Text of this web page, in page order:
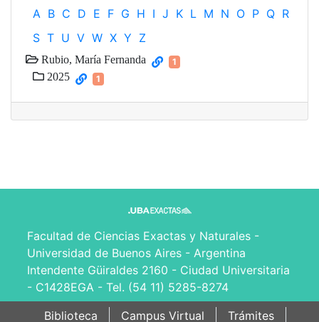
A B C D E F G H I J K L M N O P Q R
S T U V W X Y Z
Rubio, María Fernanda 1
2025 1
Facultad de Ciencias Exactas y Naturales -
Universidad de Buenos Aires - Argentina
Intendente Güiraldes 2160 - Ciudad Universitaria
- C1428EGA - Tel. (54 11) 5285-8274
Biblioteca
Campus Virtual Trámites